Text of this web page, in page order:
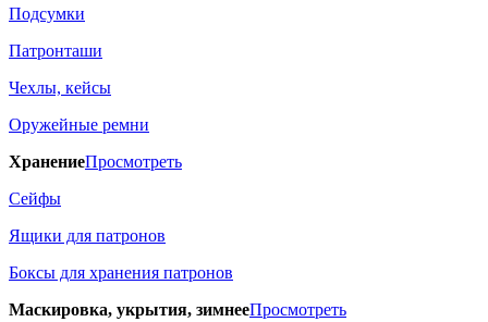
Подсумки
Патронташи
Чехлы, кейсы
Оружейные ремни
ХранениеПросмотреть
Сейфы
Ящики для патронов
Боксы для хранения патронов
Маскировка, укрытия, зимнееПросмотреть